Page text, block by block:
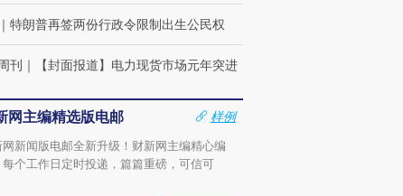
｜ 特朗普再签两份行政令限制出生公民权
刊 ｜ 【封面报道】电力现货市场元年突进
网主编精选版电邮
样例
网新闻版电邮全新升级！财新网主编精心编
每个工作日定时投递，篇篇重磅，可信可